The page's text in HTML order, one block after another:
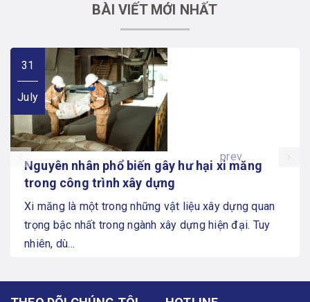
BÀI VIẾT MỚI NHẤT
31
July
Nguyên nhân phổ biến gây hư hại xi măng
trong công trình xây dựng
Xi măng là một trong những vật liệu xây dựng quan
trọng bậc nhất trong ngành xây dựng hiện đại. Tuy
nhiên, dù...
prev